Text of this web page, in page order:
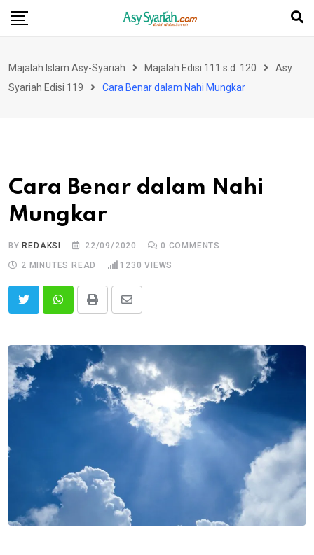
Skip
Majalah Islam Asy-Syariah Majalah Edisi 111 s.d. 120
Asy
Syariah Edisi 119
Cara Benar dalam Nahi Mungkar
Cara Benar dalam Nahi
Mungkar
BYREDAKSI 22/09/2020 0 COMMENTS
2 MINUTES READ
1230 VIEWS
Print
Share
Email